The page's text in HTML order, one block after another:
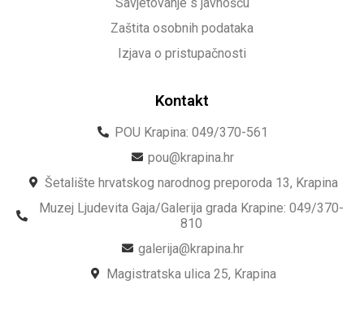
Zaštita osobnih podataka
Izjava o pristupačnosti
Kontakt
POU Krapina: 049/370-561
pou@krapina.hr
Šetalište hrvatskog narodnog preporoda 13, Krapina
Muzej Ljudevita Gaja/Galerija grada Krapine: 049/370-
810
galerija@krapina.hr
Magistratska ulica 25, Krapina